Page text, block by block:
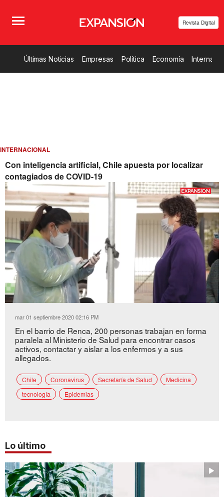
Revista Digital
Últimas Noticias Empresas Política Economía
INTERNACIONAL
Con inteligencia artificial, Chile apuesta por localizar
contagiados de COVID-19
Loaded:
32.33%
mar 01 septiembre 2020 02:16 PM
En el barrio de Renca, 200 personas trabajan en forma
paralela al Ministerio de Salud para encontrar casos
activos, contactar y aislar a los enfermos y a sus
allegados.
Chile Coronavirus Secretaría de Salud
Medicina
tecnología
Epidemias
Lo último